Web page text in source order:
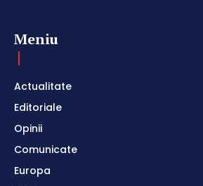
Meniu
Actualitate
Editoriale
Opinii
Comunicate
Europa